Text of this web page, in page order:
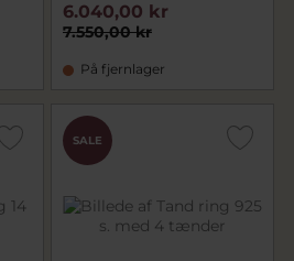
7.550,00 kr
6.040,00 kr
På fjernlager
SALE